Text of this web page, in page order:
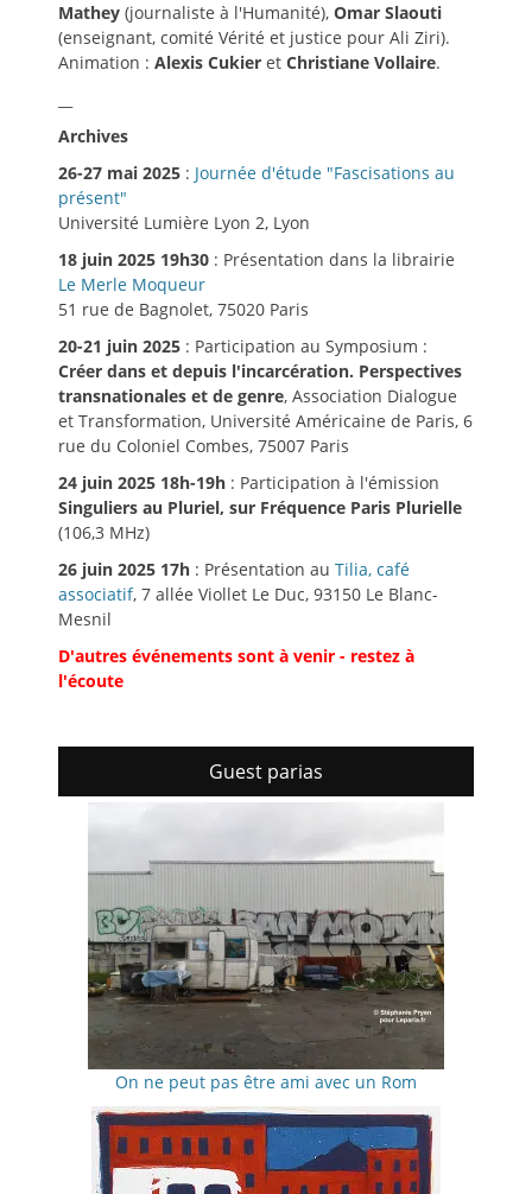
Mathey (journaliste à l'Humanité), Omar Slaouti
(enseignant, comité Vérité et justice pour Ali Ziri).
Animation : Alexis Cukier et Christiane Vollaire.
Archives
26-27 mai 2025 : Journée d'étude "Fascisations au
présent"
Université Lumière Lyon 2, Lyon
18 juin 2025 19h30 : Présentation dans la librairie
Le Merle Moqueur
51 rue de Bagnolet, 75020 Paris
20-21 juin 2025 : Participation au Symposium :
Créer dans et depuis l'incarcération. Perspectives
transnationales et de genre, Association Dialogue
et Transformation, Université Américaine de Paris, 6
rue du Coloniel Combes, 75007 Paris
24 juin 2025 18h-19h : Participation à l'émission
Singuliers au Pluriel, sur Fréquence Paris Plurielle
(106,3 MHz)
26 juin 2025 17h : Présentation au Tilia, café
associatif, 7 allée Viollet Le Duc, 93150 Le Blanc-
Mesnil
D'autres événements sont à venir - restez à
l'écoute
Guest parias
On ne peut pas être ami avec un Rom